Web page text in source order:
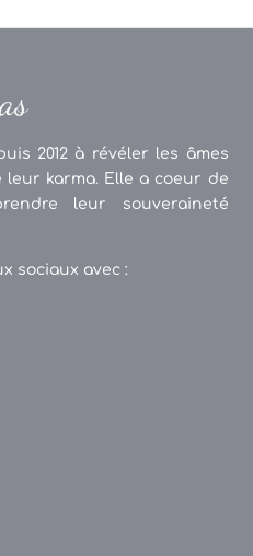
2012 à révéler les âmes
karma. Elle a coeur de
leur souveraineté
sociaux avec :